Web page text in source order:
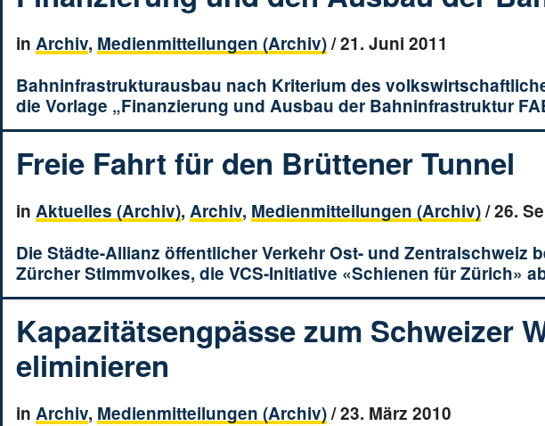
in Archiv, Medienmitteilungen (Archiv)/21. Juni 2011
Bahninfrastrukturausbau nach Kriterium des
die Vorlage „Finanzierung und Ausbau der Bahninfrastruktur
Freie Fahrt für den Brüttener Tunnel
in Aktuelles (Archiv), Archiv, Medienmitteilungen (Archiv)/26.
Die Städte-Allianz öffentlicher Verkehr Ost- und Zentralschweiz
Zürcher Stimmvolkes, die VCS-Initiative «Schienen für Zürich»
Kapazitätsengpässe zum Schweizer
eliminieren
in Archiv, Medienmitteilungen (Archiv)/23. März 2010